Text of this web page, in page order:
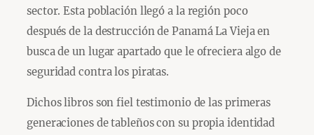
sector. Esta población llegó a la región poco
después de la destrucción de Panamá La Vieja en
busca de un lugar apartado que le ofreciera algo de
seguridad contra los piratas.
Dichos libros son fiel testimonio de las primeras
generaciones de tableños con su propia identidad